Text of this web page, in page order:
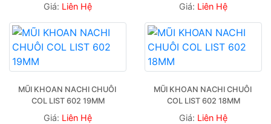
Giá: Liên Hệ Giá: Liên Hệ
MŨI KHOAN NACHI CHUÔI
COL LIST 602 19MM
Giá: Liên Hệ
MŨI KHOAN NACHI CHUÔI
COL LIST 602 18MM
Giá: Liên Hệ